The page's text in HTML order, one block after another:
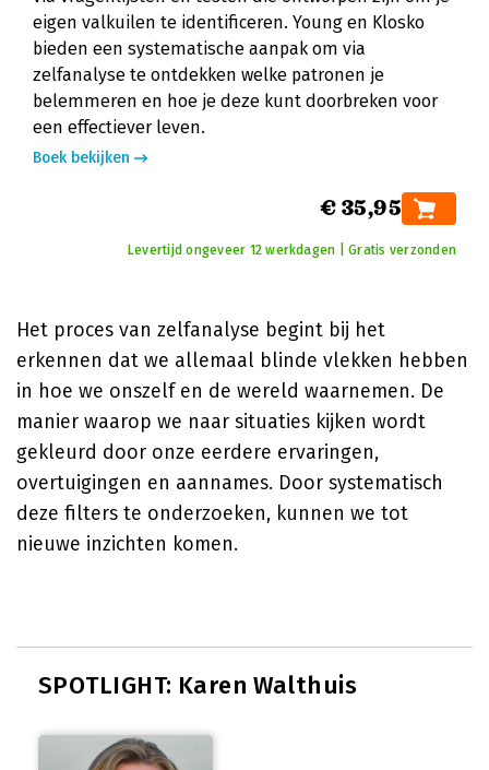
eigen valkuilen te identificeren. Young en Klosko
bieden een systematische aanpak om via
zelfanalyse te ontdekken welke patronen je
belemmeren en hoe je deze kunt doorbreken voor
een effectiever leven.
Boek bekijken
€ 35,95
Levertijd ongeveer 12 werkdagen | Gratis verzonden
Het proces van zelfanalyse begint bij het
erkennen dat we allemaal blinde vlekken hebben
in hoe we onszelf en de wereld waarnemen. De
manier waarop we naar situaties kijken wordt
gekleurd door onze eerdere ervaringen,
overtuigingen en aannames. Door systematisch
deze filters te onderzoeken, kunnen we tot
nieuwe inzichten komen.
SPOTLIGHT: Karen Walthuis